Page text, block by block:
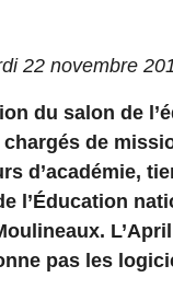
22 novembre
du salon de
de
d’académie,
l’Éducation
pas les